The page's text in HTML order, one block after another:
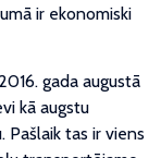
ir ekonomiski
gada augustā
kā augstu
Pašlaik tas ir viens